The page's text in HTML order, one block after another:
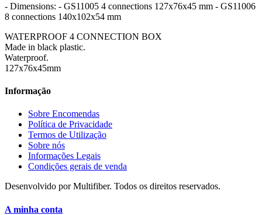
- Dimensions: - GS11005 4 connections 127x76x45 mm - GS11006
8 connections 140x102x54 mm
WATERPROOF 4 CONNECTION BOX
Made in black plastic.
Waterproof.
127x76x45mm
Informação
Sobre Encomendas
Política de Privacidade
Termos de Utilização
Sobre nós
Informações Legais
Condições gerais de venda
Desenvolvido por Multifiber. Todos os direitos reservados.
A minha conta